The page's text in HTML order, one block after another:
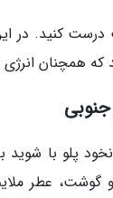
کنید. در
که همچنان
پلو با شوید
گوشت، عطر